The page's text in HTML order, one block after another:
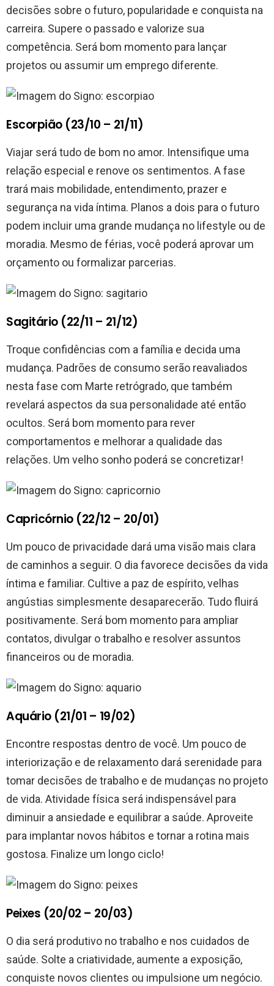
decisões sobre o futuro, popularidade e conquista na
carreira. Supere o passado e valorize sua
competência. Será bom momento para lançar
projetos ou assumir um emprego diferente.
Escorpião (23/10 – 21/11)
Viajar será tudo de bom no amor. Intensifique uma
relação especial e renove os sentimentos. A fase
trará mais mobilidade, entendimento, prazer e
segurança na vida íntima. Planos a dois para o futuro
podem incluir uma grande mudança no lifestyle ou de
moradia. Mesmo de férias, você poderá aprovar um
orçamento ou formalizar parcerias.
Sagitário (22/11 – 21/12)
Troque confidências com a família e decida uma
mudança. Padrões de consumo serão reavaliados
nesta fase com Marte retrógrado, que também
revelará aspectos da sua personalidade até então
ocultos. Será bom momento para rever
comportamentos e melhorar a qualidade das
relações. Um velho sonho poderá se concretizar!
Capricórnio (22/12 – 20/01)
Um pouco de privacidade dará uma visão mais clara
de caminhos a seguir. O dia favorece decisões da vida
íntima e familiar. Cultive a paz de espírito, velhas
angústias simplesmente desaparecerão. Tudo fluirá
positivamente. Será bom momento para ampliar
contatos, divulgar o trabalho e resolver assuntos
financeiros ou de moradia.
Aquário (21/01 – 19/02)
Encontre respostas dentro de você. Um pouco de
interiorização e de relaxamento dará serenidade para
tomar decisões de trabalho e de mudanças no projeto
de vida. Atividade física será indispensável para
diminuir a ansiedade e equilibrar a saúde. Aproveite
para implantar novos hábitos e tornar a rotina mais
gostosa. Finalize um longo ciclo!
Peixes (20/02 – 20/03)
O dia será produtivo no trabalho e nos cuidados de
saúde. Solte a criatividade, aumente a exposição,
conquiste novos clientes ou impulsione um negócio.